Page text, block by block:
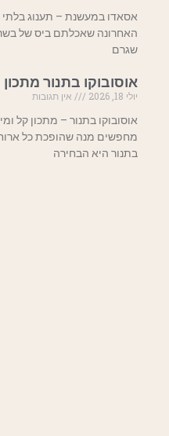
אסאדו במעשנת – תענוג
שגרם
אוסובוקו בתנור
יולי 18, 2026
אין תגובות
אוסובוקו בתנור – מתכון קל
מחפשים מנה שהופכת כל
בתנור היא הבחירה